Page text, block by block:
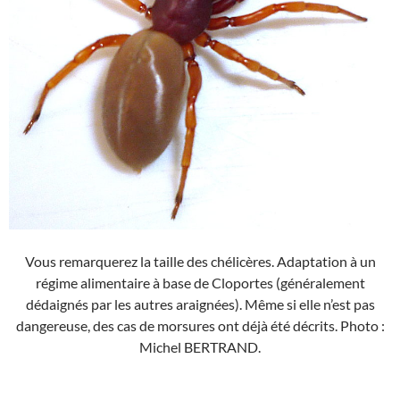
Vous remarquerez la taille des chélicères. Adaptation à un
régime alimentaire à base de Cloportes (généralement
dédaignés par les autres araignées). Même si elle n’est pas
dangereuse, des cas de morsures ont déjà été décrits. Photo :
Michel BERTRAND.